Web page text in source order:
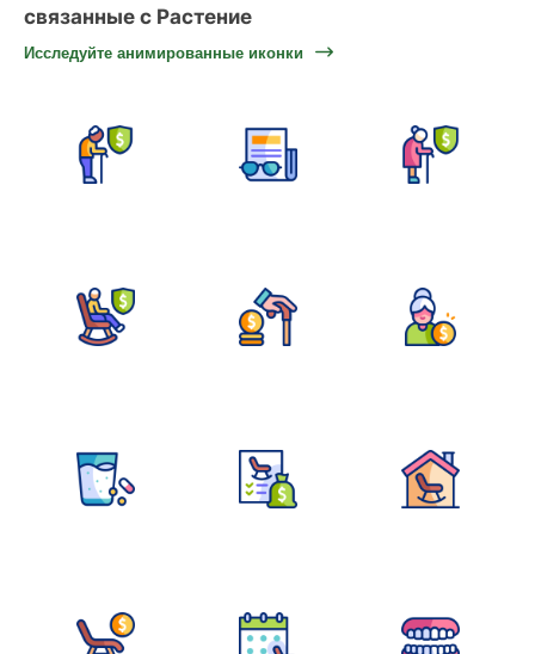
связанные с Растение
Исследуйте анимированные иконки